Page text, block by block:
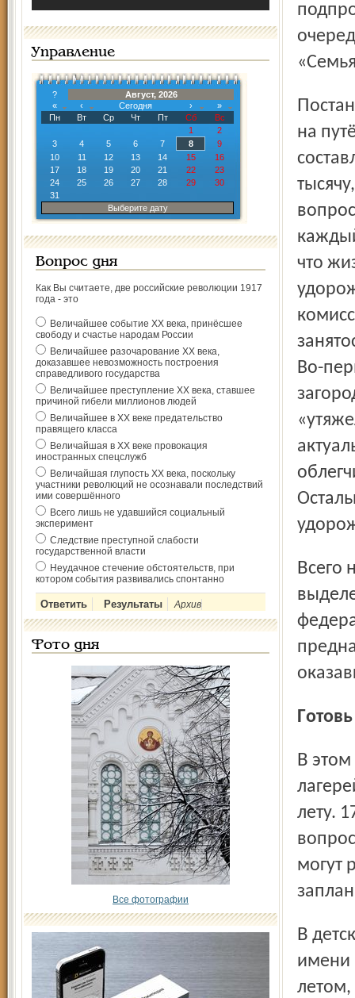
Управление
?
Август, 2026
«
‹ Сегодня ›
»
Пн
Вт Ср Чт Пт Сб
Вс
1
2
3
4 5 6 7 8
9
10
11 12 13 14 15
16
17
18 19 20 21 22
23
24
25 26 27 28 29
30
31
Выберите дату
Вопрос дня
Как Вы считаете, две российские революции 1917
года - это
Величайшее событие ХХ века, принёсшее
свободу и счастье народам России
Величайшее разочарование ХХ века,
доказавшее невозможность построения
справедливого государства
Величайшее преступление ХХ века, ставшее
причиной гибели миллионов людей
Величайшее в ХХ веке предательство
правящего класса
Величайшая в ХХ веке провокация
иностранных спецслужб
Величайшая глупость ХХ века, поскольку
участники революций не осознавали последствий
ими совершённого
Всего лишь не удавшийся социальный
эксперимент
Следствие преступной слабости
государственной власти
Неудачное стечение обстоятельств, при
котором события развивались спонтанно
Архив
Фото дня
Все фотографии
Постановлением правительства области утверждена цена
на
что
Во-
Всего на проведение летней оздоровительной кампании
В этом году примут детей и подростков 27 загородных
лету.
могут
В детском оздоровительно-образовательном центре
имени
летом,